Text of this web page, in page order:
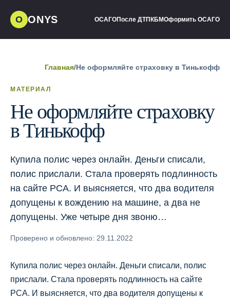
О ONYS ОСАГОПосле ДТП КБМОформить ОСАГО
Главная/ Не оформляйте страховку в Тинькофф
МАТЕРИАЛ
Не оформляйте страховку
в Тинькофф
Купила полис через онлайн. Деньги списали,
полис прислали. Стала проверять подлинность
на сайте РСА. И выясняется, что два водителя
допущены к вождению на машине, а два не
допущены. Уже четыре дня звоню…
Проверено и обновлено: 29.11.2022
Купила полис через онлайн. Деньги списали, полис
прислали. Стала проверять подлинность на сайте
РСА. И выясняется, что два водителя допущены к